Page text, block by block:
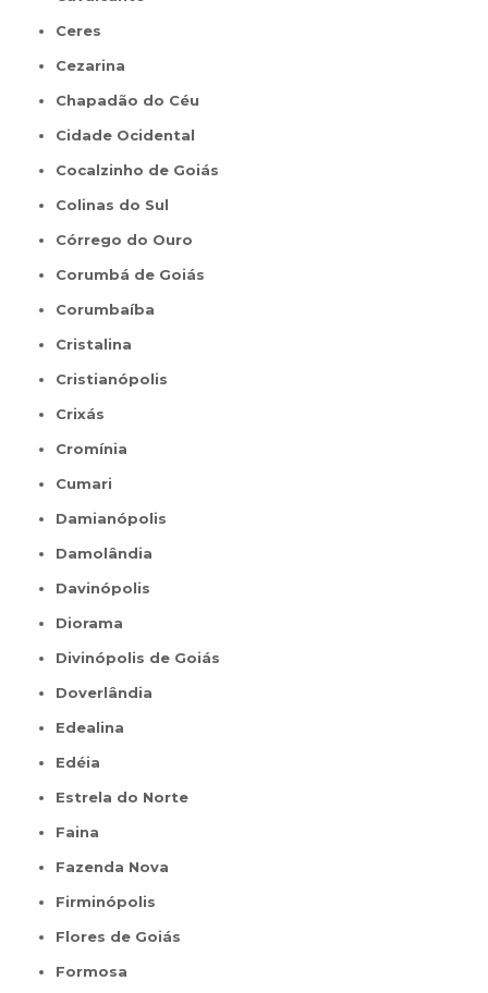
Ceres
Cezarina
Chapadão do Céu
Cidade Ocidental
Cocalzinho de Goiás
Colinas do Sul
Córrego do Ouro
Corumbá de Goiás
Corumbaíba
Cristalina
Cristianópolis
Crixás
Cromínia
Cumari
Damianópolis
Damolândia
Davinópolis
Diorama
Divinópolis de Goiás
Doverlândia
Edealina
Edéia
Estrela do Norte
Faina
Fazenda Nova
Firminópolis
Flores de Goiás
Formosa